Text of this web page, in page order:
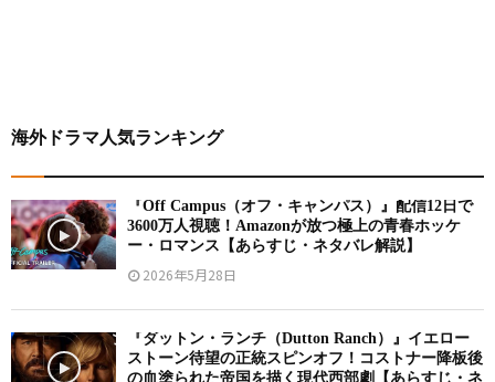
海外ドラマ人気ランキング
『Off Campus（オフ・キャンパス）』配信12日で
3600万人視聴！Amazonが放つ極上の青春ホッケ
ー・ロマンス【あらすじ・ネタバレ解説】
2026年5月28日
『ダットン・ランチ（Dutton Ranch）』イエロー
ストーン待望の正統スピンオフ！コストナー降板後
の血塗られた帝国を描く現代西部劇【あらすじ・ネ